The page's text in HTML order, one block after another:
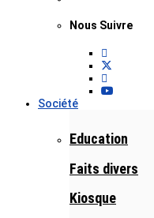
Nous Suivre
Société
Education
Faits divers
Kiosque